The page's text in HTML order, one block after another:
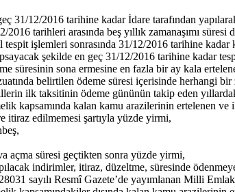
31/12/2016 tarihine kadar İdare tarafından
tarihleri arasında beş yıllık zamanaşımı
işlemleri sonrasında 31/12/2016 tarihine
şekilde en geç 31/12/2016 tarihine kadar
süresinin sona ermesine en fazla bir ay kala
belirtilen ödeme süresi içerisinde herhangi
ilk taksitinin ödeme gününün takip eden
kapsamında kalan kamu arazilerinin ertelenen
itiraz edilmemesi şartıyla yüzde yirmi,
açma süresi geçtikten sonra yüzde yirmi,
indirimler, itiraz, düzeltme, süresinde
sayılı Resmî Gazete’de yayımlanan Milli